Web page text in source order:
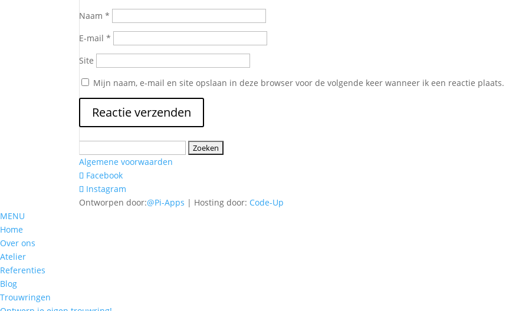
Naam*
E-mail*
Site
Mijn naam, e-mail en site opslaan in deze browser voor de volgende keer wanneer ik een reactie plaats.
naar:
Algemene voorwaarden
Facebook
Instagram
Ontworpen door:@Pi-Apps | Hosting door: Code-Up
MENU
Home
Over ons
Atelier
Referenties
Blog
Trouwringen